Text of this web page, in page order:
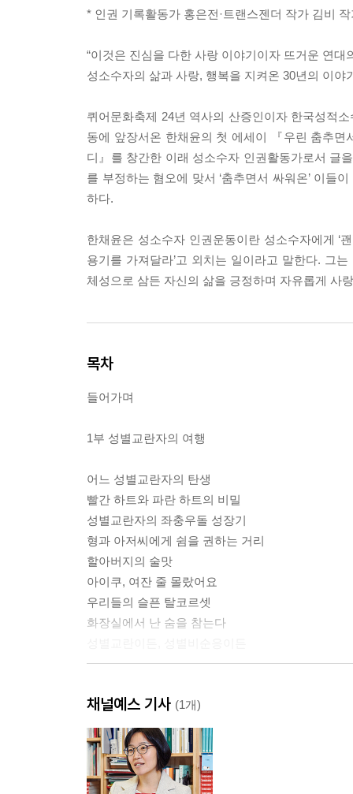
* 인권 기록활동가 홍은전·트랜스젠더 작가 김비
“이것은 진심을 다한 사랑 이야기이자 뜨거운 연대
성소수자의 삶과 사랑, 행복을 지켜온 30년의 이야
퀴어문화축제 24년 역사의 산증인이자 한국성적
동에 앞장서온 한채윤의 첫 에세이 『우린 춤추
디』를 창간한 이래 성소수자 인권활동가로서 글
를 부정하는 혐오에 맞서 ‘춤추면서 싸워온’ 이들
하다.
한채윤은 성소수자 인권운동이란 성소수자에게 ‘
용기를 가져달라’고 외치는 일이라고 말한다. 그
체성으로 삼든 자신의 삶을 긍정하며 자유롭게 사
목차
들어가며
1부 성별교란자의 여행
어느 성별교란자의 탄생
빨간 하트와 파란 하트의 비밀
성별교란자의 좌충우돌 성장기
형과 아저씨에게 쉼을 권하는 거리
할아버지의 술맛
아이쿠, 여잔 줄 몰랐어요
우리들의 슬픈 탈코르셋
화장실에서 난 숨을 참는다
첨부터 싸울 생각은 없었어
친구에게 필요한 건 오기였다
종묘회사를 닮은 인권단체
섹스토이로도 싸울 수 있다
채널예스 기사 (1개)